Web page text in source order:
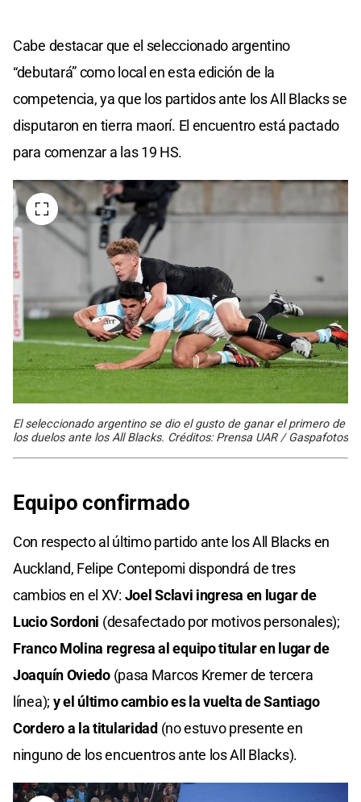
Cabe destacar que el seleccionado argentino
“debutará” como local en esta edición de la
competencia, ya que los partidos ante los All Blacks se
disputaron en tierra maorí. El encuentro está pactado
para comenzar a las 19 HS.
El seleccionado argentino se dio el gusto de ganar el primero de
los duelos ante los All Blacks. Créditos: Prensa UAR / Gaspafotos
Equipo confirmado
Con respecto al último partido ante los All Blacks en
Auckland, Felipe Contepomi dispondrá de tres
cambios en el XV: Joel Sclavi ingresa en lugar de
Lucio Sordoni (desafectado por motivos personales);
Franco Molina regresa al equipo titular en lugar de
Joaquín Oviedo(pasa Marcos Kremer de tercera
línea); y el último cambio es la vuelta de Santiago
Cordero a la titularidad (no estuvo presente en
ninguno de los encuentros ante los All Blacks).